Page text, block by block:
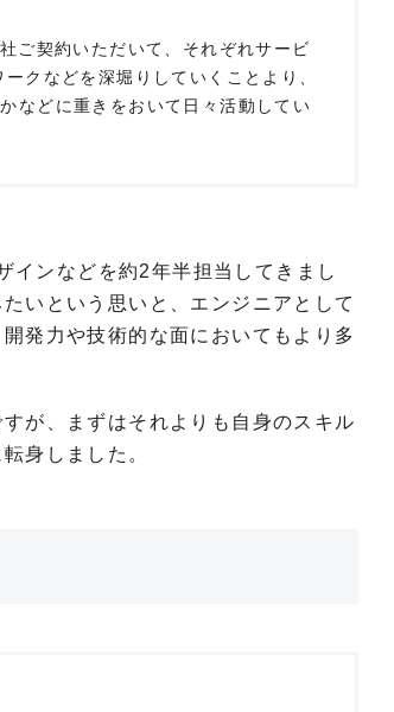
ご契約いただいて、それぞれサービ
クなどを深堀りしていくことより、
などに重きをおいて日々活動してい
インなどを約2年半担当してきまし
いという思いと、エンジニアとして
発力や技術的な面においてもより多
が、まずはそれよりも自身のスキル
身しました。